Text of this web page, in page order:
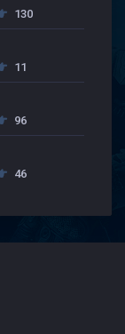
130
11
96
46